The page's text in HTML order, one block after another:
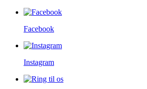
Facebook
Instagram